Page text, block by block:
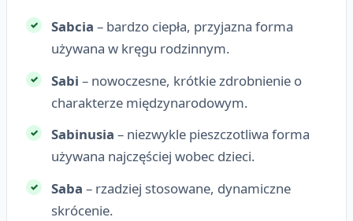
Sabcia – bardzo ciepła, przyjazna forma
używana w kręgu rodzinnym.
Sabi – nowoczesne, krótkie zdrobnienie o
charakterze międzynarodowym.
Sabinusia – niezwykle pieszczotliwa forma
używana najczęściej wobec dzieci.
Saba – rzadziej stosowane, dynamiczne
skrócenie.